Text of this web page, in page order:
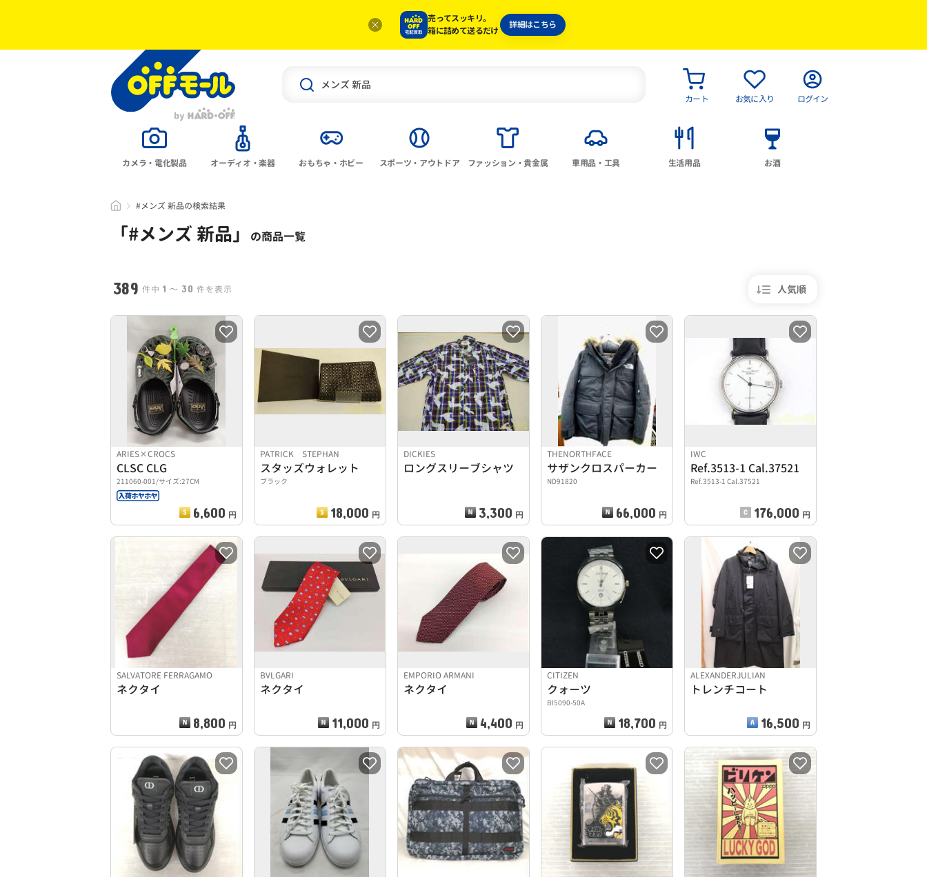
売ってスッキリ。
箱に詰めて送るだけ
詳細はこちら
カート お気に入り ログイン
カメラ・電化製品 オーディオ・楽器 おもちゃ・ホビー スポーツ・アウトドア ファッション・貴金属 車用品・工具 生活用品 お酒
#メンズ 新品の検索結果
「#メンズ 新品」 の商品一覧
389 件中 1 〜 30 件を表示 人気順
ARIES×CROCS
CLSC CLG
211060-001/サイズ:27CM
6,600 円
PATRICK STEPHAN
スタッズウォレット
ブラック
18,000 円
DICKIES
ロングスリーブシャツ
3,300 円
THENORTHFACE
サザンクロスパーカー
ND91820
66,000 円
IWC
Ref.3513-1 Cal.37521
Ref.3513-1 Cal.37521
176,000 円
SALVATORE FERRAGAMO
ネクタイ
8,800 円
BVLGARI
ネクタイ
11,000 円
EMPORIO ARMANI
ネクタイ
4,400 円
CITIZEN
クォーツ
BI5090-50A
18,700 円
ALEXANDERJULIAN
トレンチコート
16,500 円